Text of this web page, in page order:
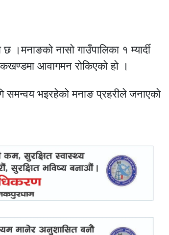
नासो गाउँपालिका १ म्यार्दी
आवागमन रोकिएको हो ।
समन्वय भइरहेको मनाङ प्रहरीले जनाएको